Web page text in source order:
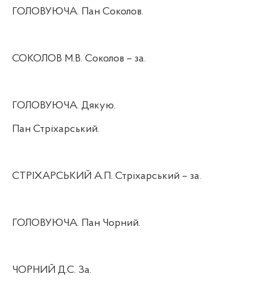
ГОЛОВУЮЧА. Пан Соколов.
СОКОЛОВ М.В. Соколов – за.
ГОЛОВУЮЧА. Дякую.
Пан Стріхарський.
СТРІХАРСЬКИЙ А.П. Стріхарський – за.
ГОЛОВУЮЧА. Пан Чорний.
ЧОРНИЙ Д.С. За.